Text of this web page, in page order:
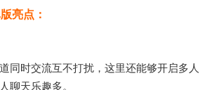
亮点：
同时交流互不打扰，这里还能够开启多人
聊天乐趣多。